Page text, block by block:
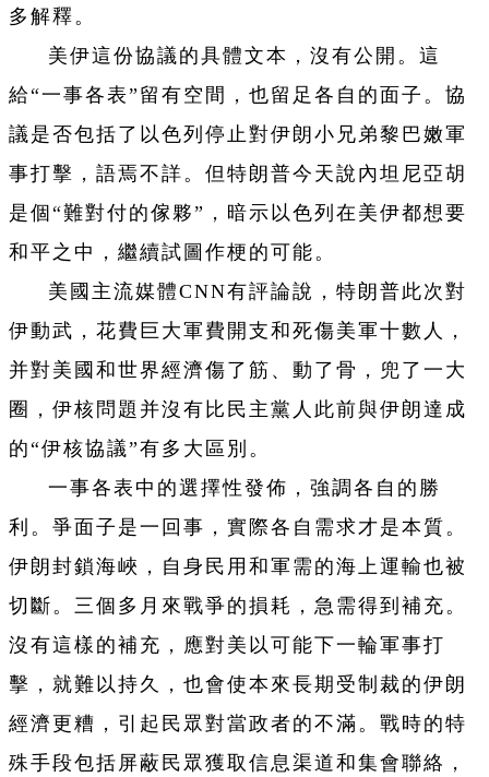
多解釋。
美伊這份協議的具體文本，沒有公開。這
給“一事各表”留有空間，也留足各自的面子。協
議是否包括了以色列停止對伊朗小兄弟黎巴嫩軍
事打擊，語焉不詳。但特朗普今天說內坦尼亞胡
是個“難對付的傢夥”，暗示以色列在美伊都想要
和平之中，繼續試圖作梗的可能。
美國主流媒體CNN有評論說，特朗普此次對
伊動武，花費巨大軍費開支和死傷美軍十數人，
并對美國和世界經濟傷了筋、動了骨，兜了一大
圈，伊核問題并沒有比民主黨人此前與伊朗達成
的“伊核協議”有多大區別。
一事各表中的選擇性發佈，強調各自的勝
利。爭面子是一回事，實際各自需求才是本質。
伊朗封鎖海峽，自身民用和軍需的海上運輸也被
切斷。三個多月來戰爭的損耗，急需得到補充。
沒有這樣的補充，應對美以可能下一輪軍事打
擊，就難以持久，也會使本來長期受制裁的伊朗
經濟更糟，引起民眾對當政者的不滿。戰時的特
殊手段包括屏蔽民眾獲取信息渠道和集會聯絡，